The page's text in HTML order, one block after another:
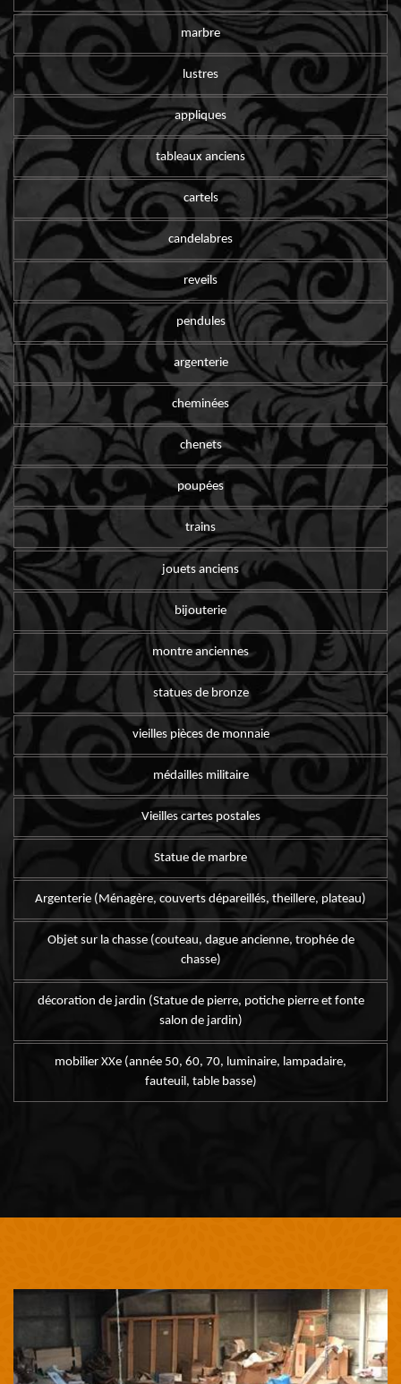
marbre
lustres
appliques
tableaux anciens
cartels
candelabres
reveils
pendules
argenterie
cheminées
chenets
poupées
trains
jouets anciens
bijouterie
montre anciennes
statues de bronze
vieilles pièces de monnaie
médailles militaire
Vieilles cartes postales
Statue de marbre
Argenterie (Ménagère, couverts dépareillés, theillere, plateau)
Objet sur la chasse (couteau, dague ancienne, trophée de
chasse)
décoration de jardin (Statue de pierre, potiche pierre et fonte
salon de jardin)
mobilier XXe (année 50, 60, 70, luminaire, lampadaire,
fauteuil, table basse)